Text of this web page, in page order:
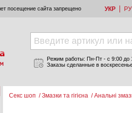
посещение сайта запрещено УКР
Режим работы: Пн-Пт - c 9:00 до
Заказы сделанные в
Секс шоп /Змазки та гігієна /Анальні